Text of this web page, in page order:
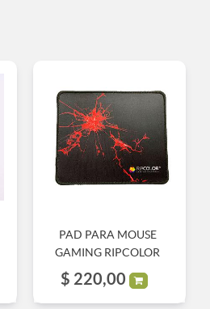
PAD PARA MOUSE
GAMING RIPCOLOR
$ 220,00